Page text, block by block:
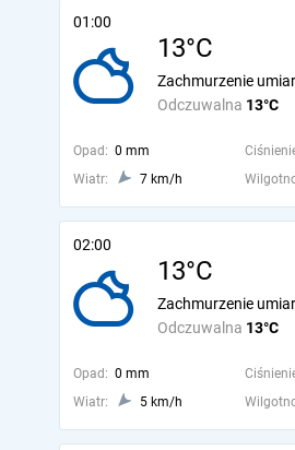
01:00
13°C
Odczuwalna 13°C
Zachmurzenie
Opad: 0 mm
Wiatr:
7 km/h
02:00
13°C
Odczuwalna 13°C
Zachmurzenie
Opad: 0 mm
Wiatr:
5 km/h